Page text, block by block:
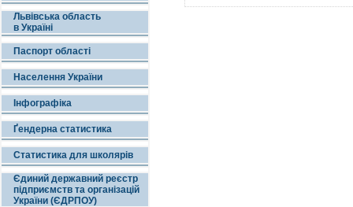
Львівська область
в Україні
Паспорт області
Населення України
Інфографіка
Ґендерна статистика
Статистика для школярів
Єдиний державний реєстр
підприємств та організацій
України (ЄДРПОУ)